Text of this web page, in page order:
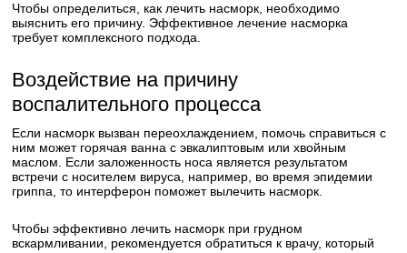
Чтобы определиться, как лечить насморк, необходимо
выяснить его причину. Эффективное лечение насморка
требует комплексного подхода.
Воздействие на причину
воспалительного процесса
Если насморк вызван переохлаждением, помочь справиться с
ним может горячая ванна с эвкалиптовым или хвойным
маслом. Если заложенность носа является результатом
встречи с носителем вируса, например, во время эпидемии
гриппа, то интерферон поможет вылечить насморк.
Чтобы эффективно лечить насморк при грудном
вскармливании, рекомендуется обратиться к врачу, который